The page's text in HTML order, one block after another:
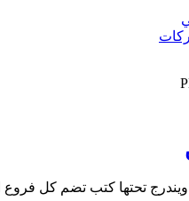
تحتها كتب تضم كل فروع